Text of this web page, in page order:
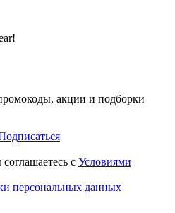
акции и подборки
с Условиями
персональных данных